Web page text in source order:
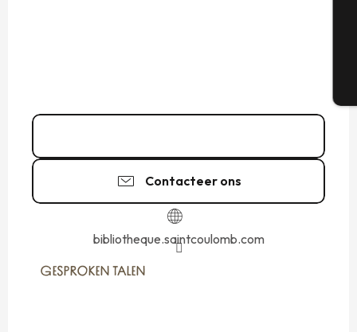
Contacteer ons
bibliotheque.saintcoulomb.com
GESPROKEN TALEN
GESPROKEN TALEN